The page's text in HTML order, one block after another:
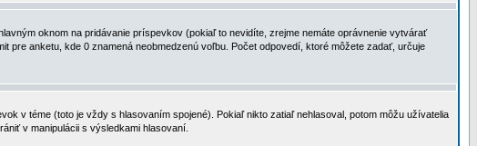
oknom na pridávanie príspevkov (pokiaľ to nevidíte, zrejme nemáte oprávnenie vytvárať
pre anketu, kde 0 znamená neobmedzenú voľbu. Počet odpovedí, ktoré môžete zadať, určuje
v téme (toto je vždy s hlasovaním spojené). Pokiaľ nikto zatiaľ nehlasoval, potom môžu užívatelia
v manipulácii s výsledkami hlasovaní.